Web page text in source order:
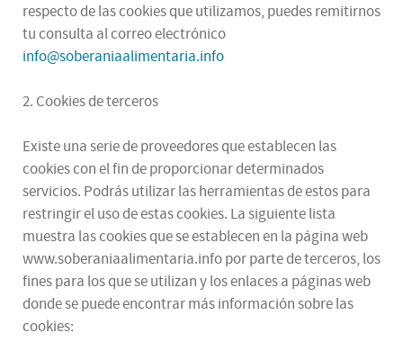
respecto de las cookies que utilizamos, puedes remitirnos
tu consulta al correo electrónico
info@soberaniaalimentaria.info
2. Cookies de terceros
Existe una serie de proveedores que establecen las
cookies con el fin de proporcionar determinados
servicios. Podrás utilizar las herramientas de estos para
restringir el uso de estas cookies. La siguiente lista
muestra las cookies que se establecen en la página web
www.soberaniaalimentaria.info por parte de terceros, los
fines para los que se utilizan y los enlaces a páginas web
donde se puede encontrar más información sobre las
cookies: